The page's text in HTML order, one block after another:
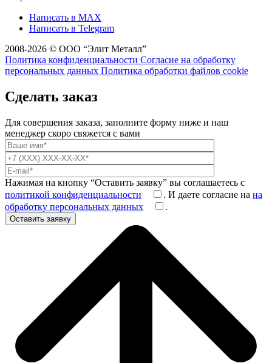
Написать в MAX
Написать в Telegram
2008-2026 © ООО “Элит Металл”
Политика конфиденциальности Согласие на обработку
персональных данных Политика обработки файлов cookie
Сделать заказ
Для совершения заказа, заполните форму ниже и наш
менеджер скоро свяжется с вами
Нажимая на кнопку “Оставить заявку” вы соглашаетесь с
политикой конфиденциальности
. И даете согласие на на
обработку персональных данных
.
Оставить заявку